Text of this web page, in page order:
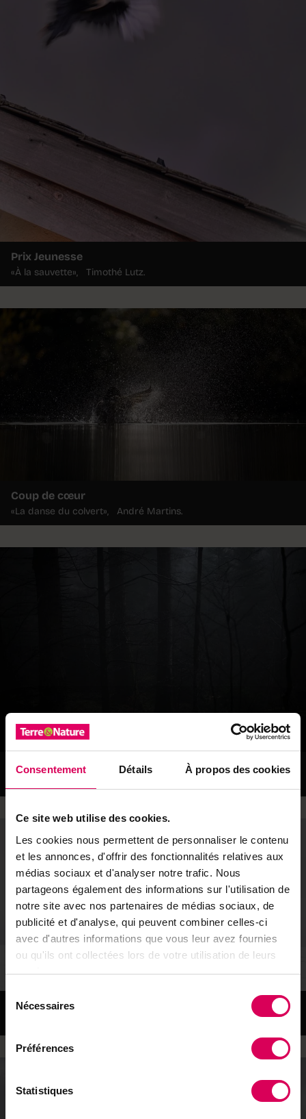
Consentement Détails À propos des cookies
Ce site web utilise des cookies.
Les cookies nous permettent de personnaliser le contenu
et les annonces, d'offrir des fonctionnalités relatives aux
médias sociaux et d'analyser notre trafic. Nous
partageons également des informations sur l'utilisation de
notre site avec nos partenaires de médias sociaux, de
publicité et d'analyse, qui peuvent combiner celles-ci
avec d'autres informations que vous leur avez fournies
ou qu'ils ont collectées lors de votre utilisation de leurs
services.
Sélection
Nécessaires
Préférences
Statistiques
Prix Jeunesse
«À la sauvette», Timothé Lutz.
Coup de cœur
«La danse du colvert», André Martins.
Coup de cœur
Coup de cœur